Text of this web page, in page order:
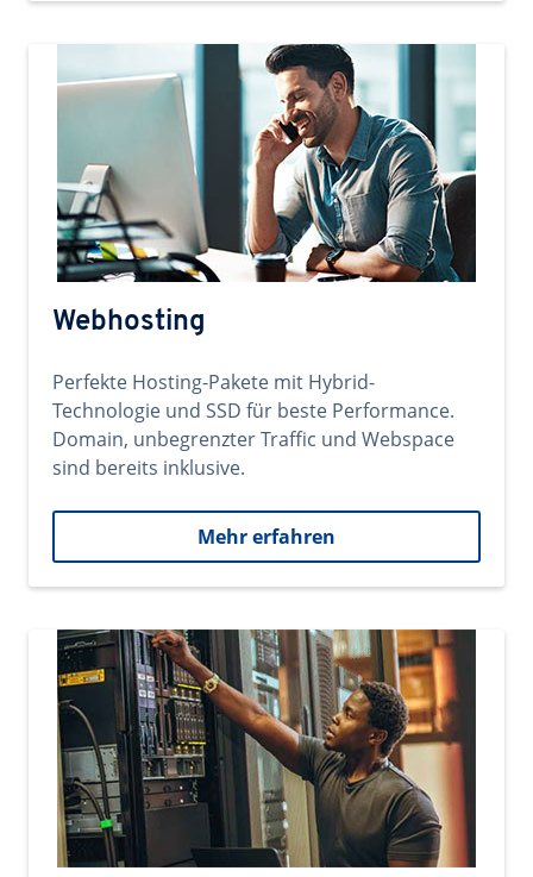
Webhosting
Perfekte Hosting-Pakete mit Hybrid-
Technologie und SSD für beste Performance.
Domain, unbegrenzter Traffic und Webspace
sind bereits inklusive.
Mehr erfahren